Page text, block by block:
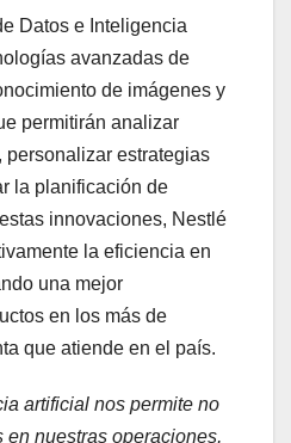
Datos e Inteligencia
avanzadas de
de imágenes y
permitirán analizar
personalizar estrategias
la planificación de
innovaciones, Nestlé
la eficiencia en
una mejor
en los más de
que atiende en el país.
artificial nos permite no
en nuestras operaciones,